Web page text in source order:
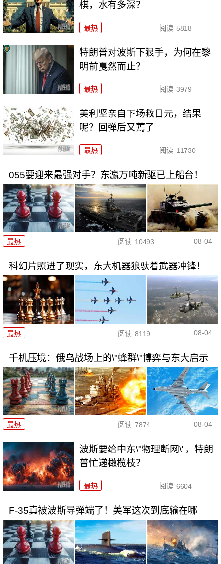
棋，水有多深？
最热 阅读 5818
特朗普对波斯下狠手，为何在黎
明前戛然而止？
最热 阅读 3979
美利坚亲自下场救日元，结果
呢？回弹后又蔫了
最热 阅读 11730
055要迎来最强对手？东瀛万吨新驱已上船台！
最热 阅读 10493 08-04
科幻片照进了现实，东大机器狼驮着武器冲锋！
最热 阅读 8119 08-04
千机压境：俄乌战场上的\"蜂群\"博弈与东大启示
最热 阅读 7874 08-04
波斯要给中东\"物理断网\"，特朗
普忙递橄榄枝？
最热 阅读 6604
F-35真被波斯导弹端了！美军这次到底输在哪